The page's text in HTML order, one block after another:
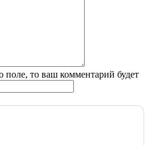
поле, то ваш комментарий будет